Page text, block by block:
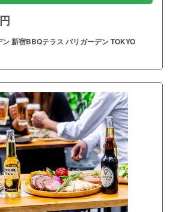
新宿BBQテラス バリガーデン TOKYO